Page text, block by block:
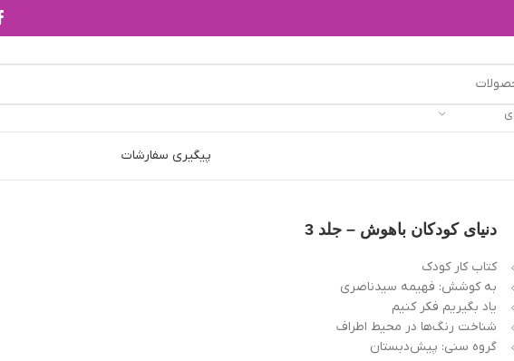
پیگیری سفارشات
دنیای کودکان باهوش – جلد 3
کتاب کار کودک
به کوشش: فهيمه سيدناصری
یاد بگیریم فکر کنیم
شناخت رنگ‌ها در محیط اطراف
گروه سنی: پيش‌دبستان